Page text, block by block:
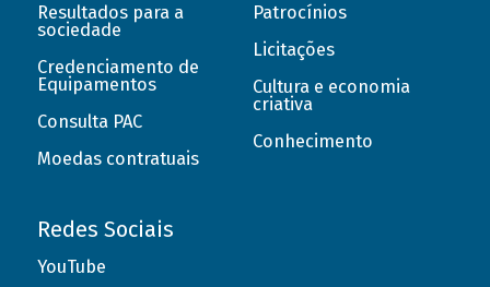
Resultados para a
sociedade
Credenciamento de
Equipamentos
Consulta PAC
Moedas contratuais
Patrocínios
Licitações
Cultura e economia
criativa
Conhecimento
Redes Sociais
YouTube